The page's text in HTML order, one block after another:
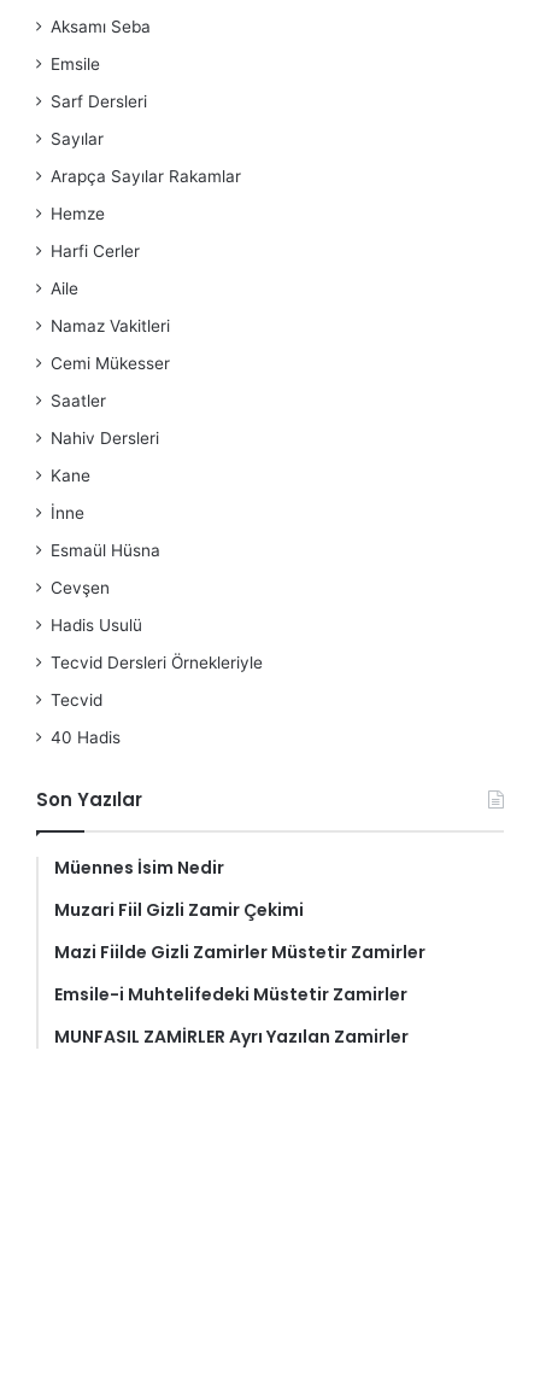
Aksamı Seba
Emsile
Sarf Dersleri
Sayılar
Arapça Sayılar Rakamlar
Hemze
Harfi Cerler
Aile
Namaz Vakitleri
Cemi Mükesser
Saatler
Nahiv Dersleri
Kane
İnne
Esmaül Hüsna
Cevşen
Hadis Usulü
Tecvid Dersleri Örnekleriyle
Tecvid
40 Hadis
Son Yazılar
Müennes İsim Nedir
Muzari Fiil Gizli Zamir Çekimi
Mazi Fiilde Gizli Zamirler Müstetir Zamirler
Emsile-i Muhtelifedeki Müstetir Zamirler
MUNFASIL ZAMİRLER Ayrı Yazılan Zamirler